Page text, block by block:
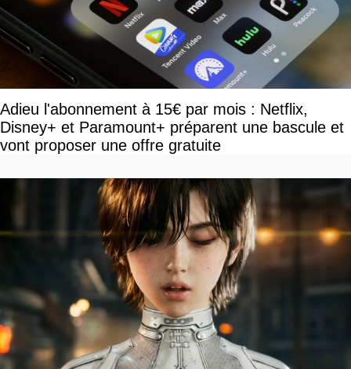
Adieu l'abonnement à 15€ par mois : Netflix,
Disney+ et Paramount+ préparent une bascule et
vont proposer une offre gratuite